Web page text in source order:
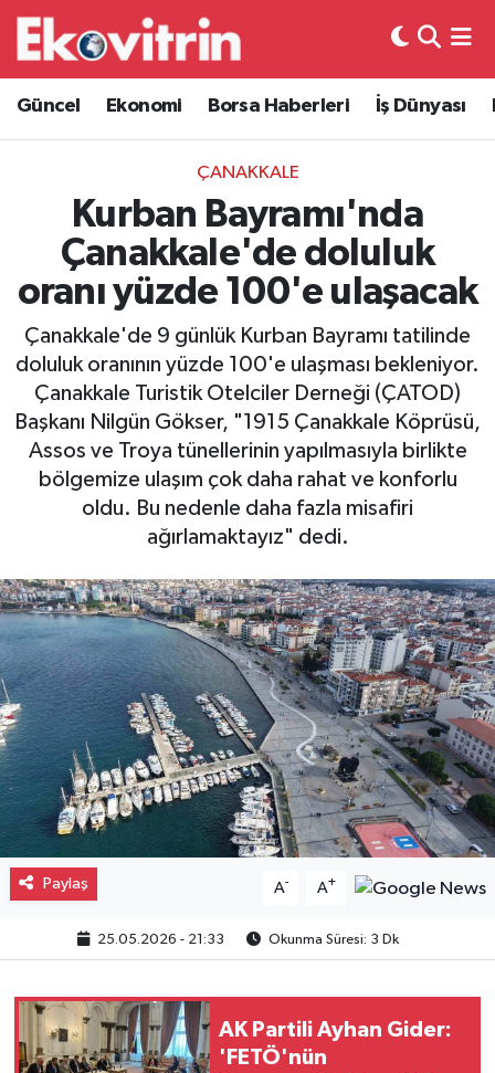
Güncel Ekonomi Borsa Haberleri İş Dünyası
ÇANAKKALE
Kurban Bayramı'nda
Çanakkale'de doluluk
oranı yüzde 100'e ulaşacak
Çanakkale'de 9 günlük Kurban Bayramı tatilinde
doluluk oranının yüzde 100'e ulaşması bekleniyor.
Çanakkale Turistik Otelciler Derneği (ÇATOD)
Başkanı Nilgün Gökser, "1915 Çanakkale Köprüsü,
Assos ve Troya tünellerinin yapılmasıyla birlikte
bölgemize ulaşım çok daha rahat ve konforlu
oldu. Bu nedenle daha fazla misafiri
ağırlamaktayız" dedi.
Paylaş A- A+
25.05.2026 - 21:33 Okunma Süresi: 3 Dk
AK Partili Ayhan Gider:
'FETÖ'nün
Güncel
Ekonomi
Borsa Haberleri
İş Dünyası
Lojistik
Otovitrin
Asayiş
Magazin
Gayrimenkul
Spor
Eğitim
Hava Durumu
Trafik Durumu
Süper Lig Puan Durumu ve Fikstür
Tüm Manşetler
Son Dakika Haberleri
Haber Arşivi